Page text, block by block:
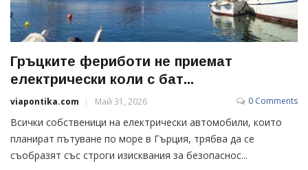
Гръцките фериботи не приемат
електрически коли с бат...
viapontika.com Май 31, 2026 0 Comments
Всички собственици на електрически автомобили, които
планират пътуване по море в Гърция, трябва да се
съобразят със строги изисквания за безопаснос...